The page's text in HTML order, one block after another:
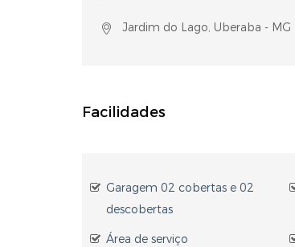
Jardim do Lago, Uberaba - MG
Facilidades
Garagem 02 cobertas e 02
descobertas
Área de serviço